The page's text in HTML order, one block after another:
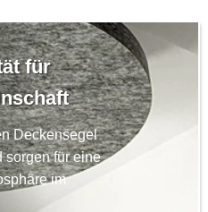
für
Deckensegel
sorgen für eine
im